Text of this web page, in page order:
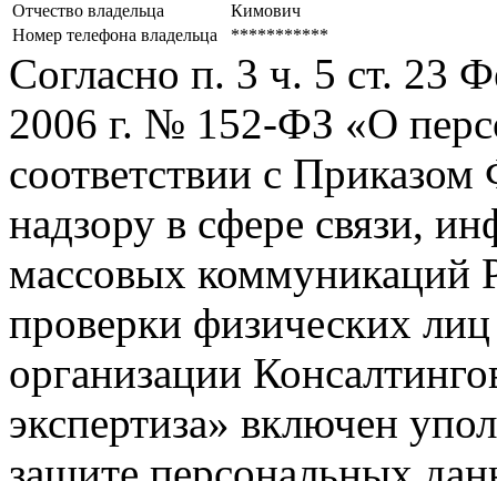
Отчество владельца
Кимович
Номер телефона владельца
***********
Согласно п. 3 ч. 5 ст. 23
2006 г. № 152-ФЗ «О
соответствии с
надзору в сфере связи,
массовых коммуникаций
проверки физических
организации
экспертиза» включен